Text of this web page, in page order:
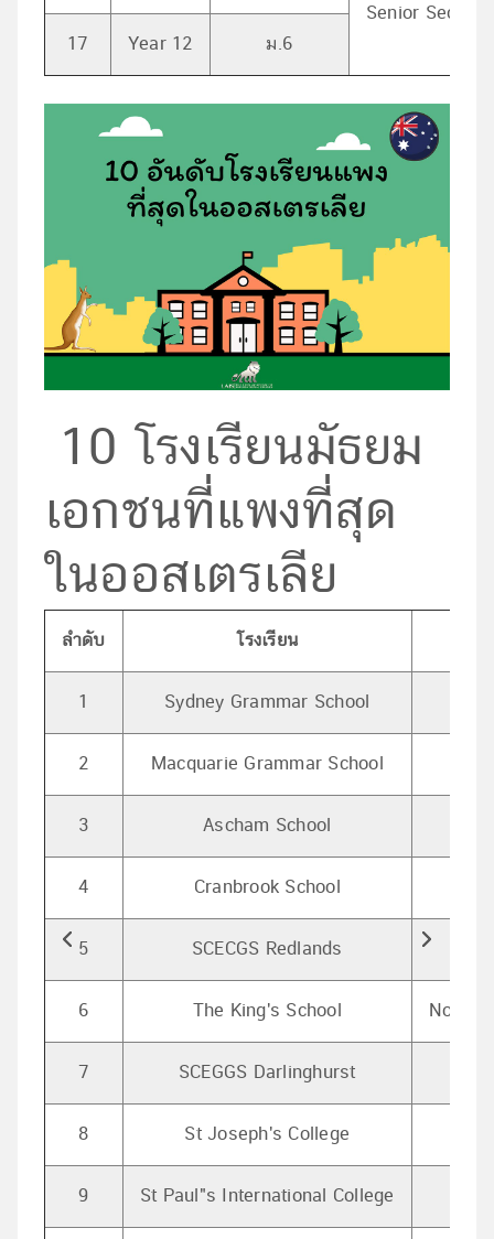
Senior
17
Year 12 ม.6
10 โรงเรียนมัธยม
เอกชนที่แพงที่สุด
ในออสเตรเลีย
ลำดับ โรงเรียน
1 Sydney Grammar School
2 Macquarie Grammar School
3 Ascham School
4 Cranbrook School
5 SCECGS Redlands
6 The King's School North
7 SCEGGS Darlinghurst
8 St Joseph's College
9 St Paul"s International College